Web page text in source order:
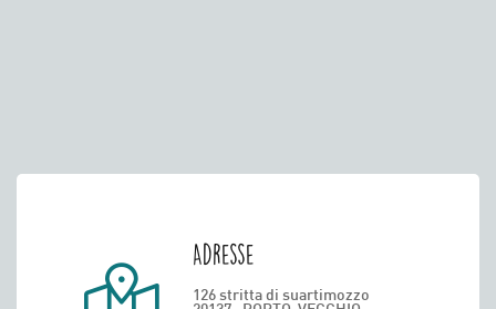
Adresse
126 stritta di suartimozzo